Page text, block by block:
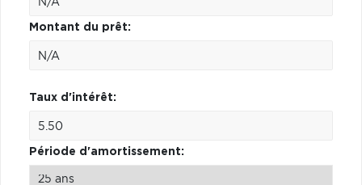
Montant du prêt:
Taux d'intérêt:
Période d'amortissement: